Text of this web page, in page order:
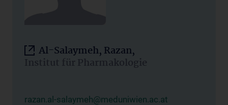
Al-Salaymeh, Razan,
Institut für Pharmakologie
razan.al-salaymeh@meduniwien.ac.at